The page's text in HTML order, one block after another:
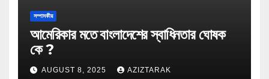
সম্পাদকীয়
আমেরিকার মতে বাংলাদেশের স্বাধিনতার ঘোষক
কে ?
AUGUST 8, 2025 AZIZTARAK